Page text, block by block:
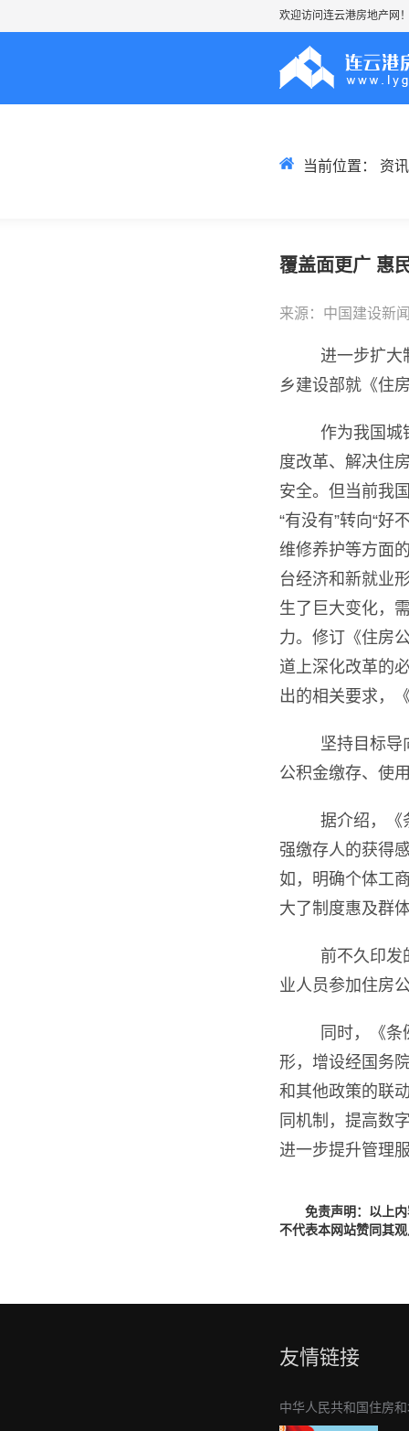
欢迎访问连云港房地产网
当前位置： 资讯
覆盖面更广 惠
来源：中国建设新
进一步扩
乡建设部就《住
作为我国城
度改革、解决住
安全。但当前我
“有没有”转向“好
维修养护等方面
台经济和新就业
生了巨大变化，
力。修订《住房
道上深化改革的
出的相关要求，
坚持目标导
公积金缴存、使
据介绍，《
强缴存人的获得
如，明确个体工
大了制度惠及群
前不久印发
业人员参加住房
同时，《
形，增设经国务
和其他政策的联
同机制，提高数
进一步提升管理
免责声明：以上
不代表本网站赞同其
友情链接
中华人民共和国住房